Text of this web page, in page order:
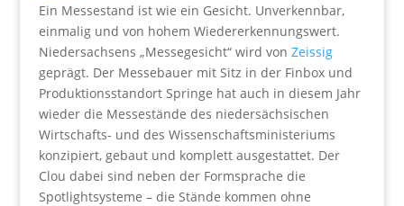
Ein Messestand ist wie ein Gesicht. Unverkennbar,
einmalig und von hohem Wiedererkennungswert.
Niedersachsens „Messegesicht“ wird von Zeissig
geprägt. Der Messebauer mit Sitz in der Finbox und
Produktionsstandort Springe hat auch in diesem Jahr
wieder die Messestände des niedersächsischen
Wirtschafts- und des Wissenschaftsministeriums
konzipiert, gebaut und komplett ausgestattet. Der
Clou dabei sind neben der Formsprache die
Spotlightsysteme – die Stände kommen ohne